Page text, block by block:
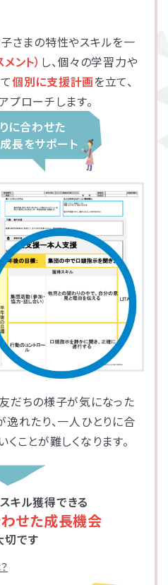
さまの特性やスキルを一
ント） し、個々の学習力や
個別に支援計画を立て、
プローチします。
に合わせた
長をサポート
だちの様子が気になった
逸れたり、一人ひとりに合
ことが難しくなります。
キル獲得できる
せた成長機会
切です